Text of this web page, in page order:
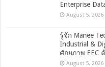
Enterprise
August 5, 2026
รู้จัก Manee
Industrial &
ศักยภาพ EEC
August 5, 2026